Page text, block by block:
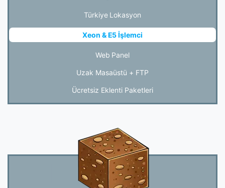
Türkiye Lokasyon
Xeon & E5 İşlemci
Web Panel
Uzak Masaüstü + FTP
Ücretsiz Eklenti Paketleri